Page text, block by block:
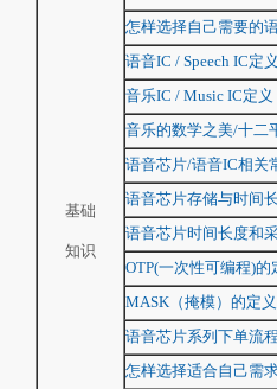
基础
知识
怎样选择自己需要的
语音IC / Speech IC定
音乐IC / Music IC定义
音乐的数学之美/十二
语音芯片/语音IC相关
语音芯片存储与时间
语音芯片时间长度和
OTP(一次性可编程)的
MASK（掩模）的定
语音芯片系列下单流
怎样选择适合自己需